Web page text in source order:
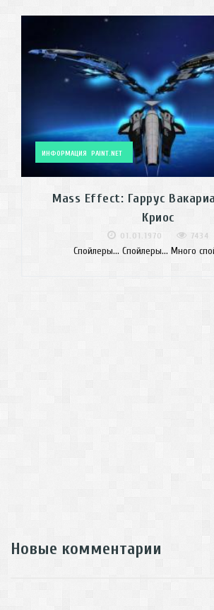
ИНФОРМАЦИЯ PAINT.NET
Mass Effect: Гаррус
Криос
01.01.1970 7434
Спойлеры... Спойлеры... Много
Новые комментарии